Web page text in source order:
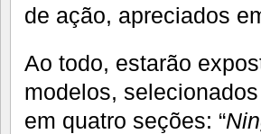
de ação, apreciados
Ao todo, estarão
modelos,
em quatro seções: “